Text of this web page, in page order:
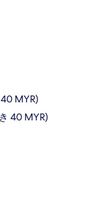
MYR)
40 MYR)